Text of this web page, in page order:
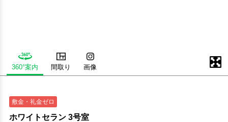
360°案内 間取り 画像
敷金・礼金ゼロ
ホワイトセラン 3号室